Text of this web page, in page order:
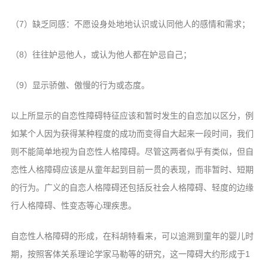
（7）缺乏同感：不愿设身处地地认识或认同他人的感情和需求；
（8）往往妒忌他人，或认为他人都在妒忌自己；
（9）显示骄傲、傲慢的行为或态度。
以上所显示的自恋性障碍特征应该和暂时发生的自恋加以区分，例
如某个人因为获得某种程度的成功而变得自大起来一段时间，我们
则不能简单地视为自恋性人格障碍。尽管这两者似乎有类似，但自
恋性人格障碍应该是从童年起到目前一贯的表现，而非暂时、短期
的行为。广义的自恋人格障碍还包括反社会人格障碍、轻度的边缘
行人格障碍、性变态等心理疾患。
自恋性人格障碍的形成，在科胡特看来，可以追溯到童年的婴儿时
期，按照客体关系理论学家马勒等的研究，这一障碍大约形成于1